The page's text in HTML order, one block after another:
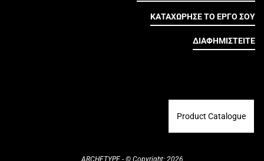
ΚΑΤΑΧΩΡΗΣΕ ΤΟ ΕΡΓΟ ΣΟΥ
ΔΙΑΦΗΜΙΣΤΕΙΤΕ
Product Catalogue
ARCHETYPE - © Copyright: 2026